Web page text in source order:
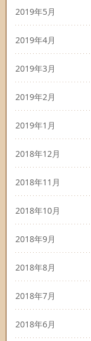
2019年5月
2019年4月
2019年3月
2019年2月
2019年1月
2018年12月
2018年11月
2018年10月
2018年9月
2018年8月
2018年7月
2018年6月